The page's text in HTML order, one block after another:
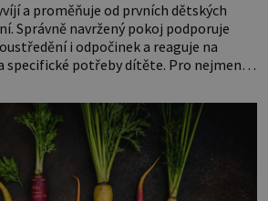
a proměňuje od prvních dětských
Správně navržený pokoj podporuje
i odpočinek a reaguje na
specifické potřeby dítěte. Pro nejmenší
klidně a útulně. Předškolní